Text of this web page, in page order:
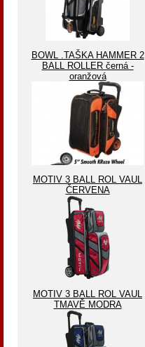
BOWL .TAŠKA HAMMER 2
BALL ROLLER černá -
oranžová
MOTIV 3 BALL ROL VAUL
ČERVENA
MOTIV 3 BALL ROL VAUL
TMAVĚ MODRA